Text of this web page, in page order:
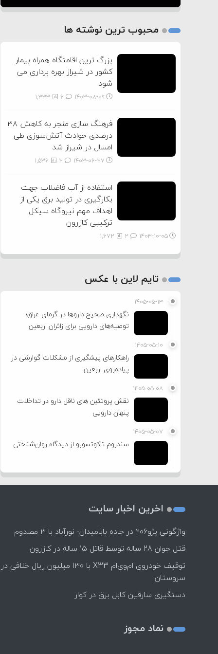
2
محبوب ترین نوشته ها
بزرگ ترین اقامتگاه همراه بیمار
کشور در شیراز بهره برداری می
شود
۱۴۰۳-۰۸-۰۹ 1,333
فرهنگ سازی منجر به کاهش ۳۸
درصدی حوادث آتش‌سوزی طی
امسال در شیراز شد
۱۴۰۳-۰۶-۲۷ 1,536
استفاده از آب فاضلاب جهت
بکارگیری در تولید برق یکی از
اهداف مهم نیروگاه سیکل
ترکیبی کازرون
۱۴۰۳-۱۰-۰۵ 1,672
تایم لاین با عکس
۱۴۰۵-۰۵-۱۳
نگهداری صحیح داروها در گرمای عراق؛
توصیه‌های دارویی برای زائران اربعین
۱۴۰۵-۰۵-۱۰
راهکارهای پیشگیری از مشکلات گوارشی در
پیاده‌روی اربعین
۱۴۰۵-۰۵-۰۸
نقش پروتئین های ناقل دارو در تداخلات
پنهان دارویی
۱۴۰۵-۰۵-۰۷
سندروم تاکوتسوبو از دیدگاه روان‌شناختی
اخرین اخبار سایت
واژگونی پژو۲۰۶ در جاده بابامیدان- نورآباد با ۳ مصدوم
قتل جوان 28 ساله توسط قاتل 15 ساله در کازرون
توقیف خودروی ام‌وی‌ام X33 با ۱۳۰ میلیون ریال خلافی در
سروستان
دستگیری سارقین کابل برق در کوار
نماد مجوز